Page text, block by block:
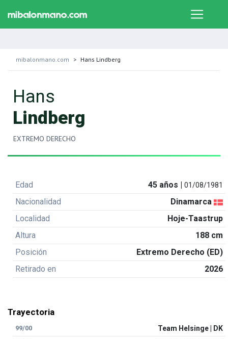
mibalonmano.com Hans Lindberg
Hans
Lindberg
EXTREMO DERECHO
Edad 45 años |01/08/1981
Nacionalidad
Dinamarca
Localidad
Hoje-Taastrup
Altura
188 cm
Posición
Extremo Derecho (ED)
Retirado en
2026
Trayectoria
99/00 Team Helsinge | DK